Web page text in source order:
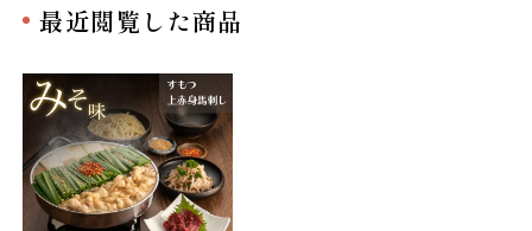
最近閲覧した商品